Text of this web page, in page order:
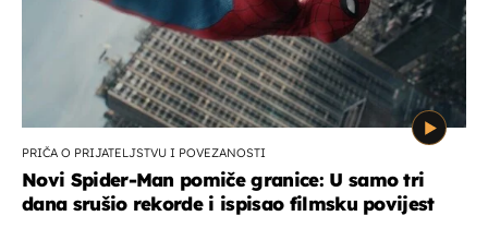
PRIČA O PRIJATELJSTVU I POVEZANOSTI
Novi Spider-Man pomiče granice: U samo tri
dana srušio rekorde i ispisao filmsku povijest